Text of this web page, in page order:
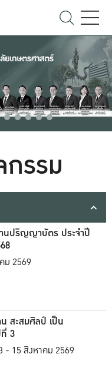
กรรม
นปริญญาบัตร ประจำปี
ม 2569
สะสมศิลป์ เป็น
3
- 15 สิงหาคม 2569